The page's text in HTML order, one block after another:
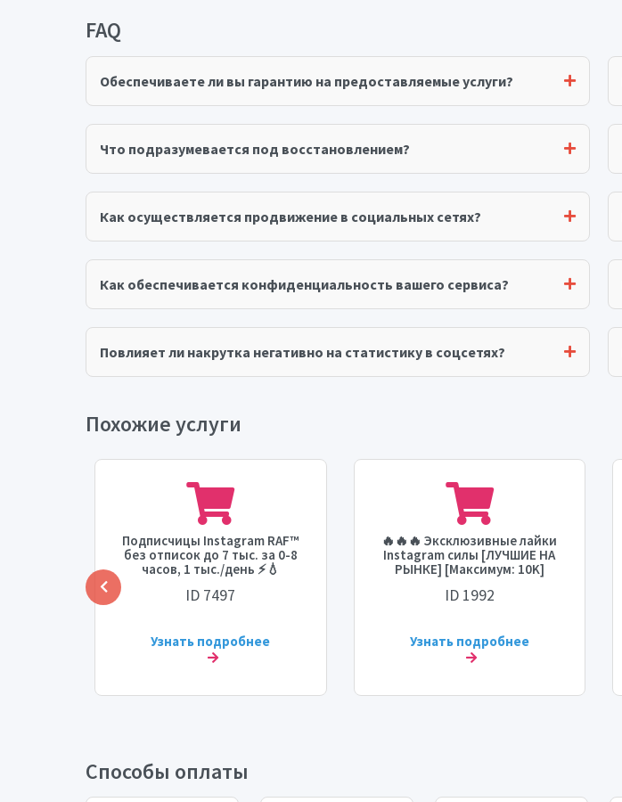
FAQ
Обеспечиваете ли вы гарантию на предоставляемые услуги?
Что подразумевается под восстановлением?
Как осуществляется продвижение в социальных сетях?
Как обеспечивается конфиденциальность вашего сервиса?
Повлияет ли накрутка негативно на статистику в соцсетях?
Похожие услуги
Подписчицы Instagram RAF™
без отписок до 7 тыс. за 0-8
часов, 1 тыс./день ⚡💧
ID 7497
Узнать подробнее
🔥🔥🔥 Эксклюзивные лайки
Instagram силы [ЛУЧШИЕ НА
РЫНКЕ] [Максимум: 10K]
[Время запуска: 0-1 час]
[Скорость: 5K/день] 🔥🔥🔥
ID 1992
Узнать подробнее
Способы оплаты